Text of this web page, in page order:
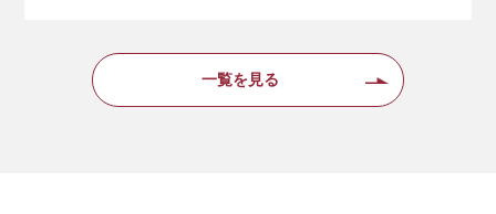
一覧を見る